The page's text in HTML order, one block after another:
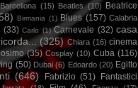
Barcellona (15) Beatles (10)
Beatrice
Birmania (1) Blues (157) Calabria
(33) Carlo (1) Carnevale (32) casa
(325) Chiara (16) cinema
(35) Cosplay (10) Cuba (116)
(50) Dubai (6) Edoardo (20) Egitto
(646) Fabrizio (51)
Fantastici